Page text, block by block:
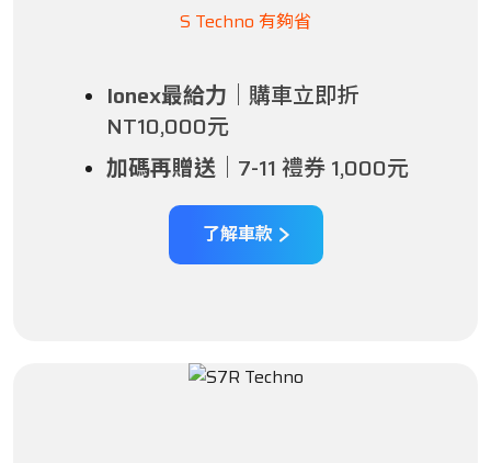
S Techno 有夠省
Ionex最給力｜ 購車立即折
NT10,000元
加碼再贈送｜ 7-11 禮券 1,000元
了解車款